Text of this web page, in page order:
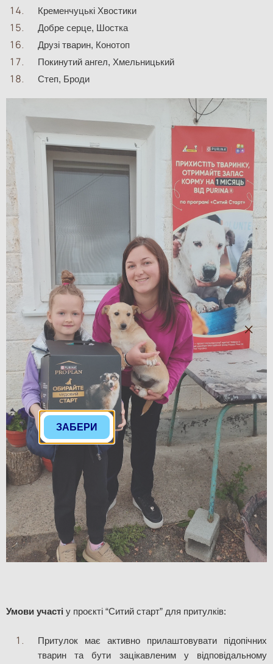
Кременчуцькі Хвостики
Добре серце, Шостка
Друзі тварин, Конотоп
Покинутий ангел, Хмельницький
Степ, Броди
Умови участі у проєкті “Ситий старт” для притулків:
Притулок має активно прилаштовувати підопічних
тварин та бути зацікавленим у відповідальному
ЗАБЕРИ